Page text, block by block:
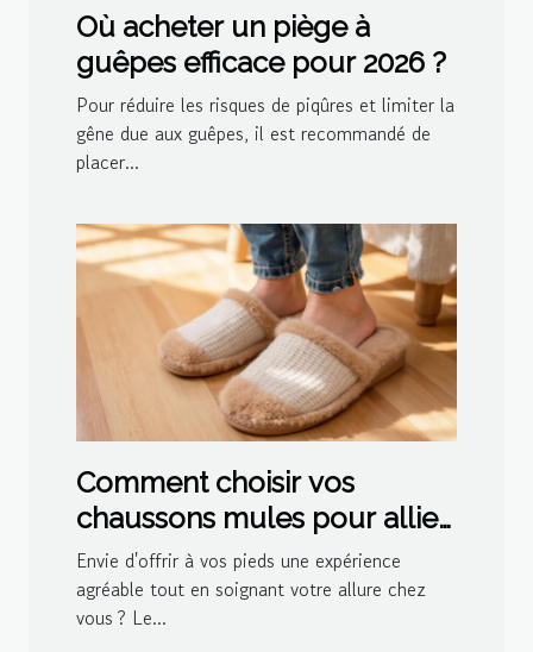
Où acheter un piège à
guêpes efficace pour 2026 ?
Pour réduire les risques de piqûres et limiter la
gêne due aux guêpes, il est recommandé de
placer...
Comment choisir vos
chaussons mules pour allier
confort et style ?
Envie d'offrir à vos pieds une expérience
agréable tout en soignant votre allure chez
vous ? Le...